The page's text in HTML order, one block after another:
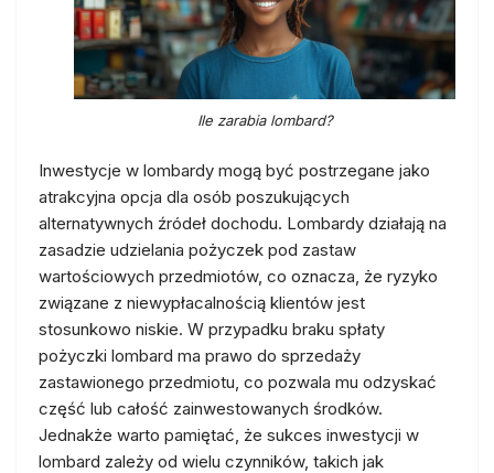
Ile zarabia lombard?
Inwestycje w lombardy mogą być postrzegane jako
atrakcyjna opcja dla osób poszukujących
alternatywnych źródeł dochodu. Lombardy działają na
zasadzie udzielania pożyczek pod zastaw
wartościowych przedmiotów, co oznacza, że ryzyko
związane z niewypłacalnością klientów jest
stosunkowo niskie. W przypadku braku spłaty
pożyczki lombard ma prawo do sprzedaży
zastawionego przedmiotu, co pozwala mu odzyskać
część lub całość zainwestowanych środków.
Jednakże warto pamiętać, że sukces inwestycji w
lombard zależy od wielu czynników, takich jak